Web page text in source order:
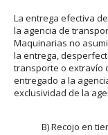
La entrega efectiva
la agencia de
Maquinarias no
la entrega,
transporte o extravío
entregado a la
exclusividad de la
B) Recojo en